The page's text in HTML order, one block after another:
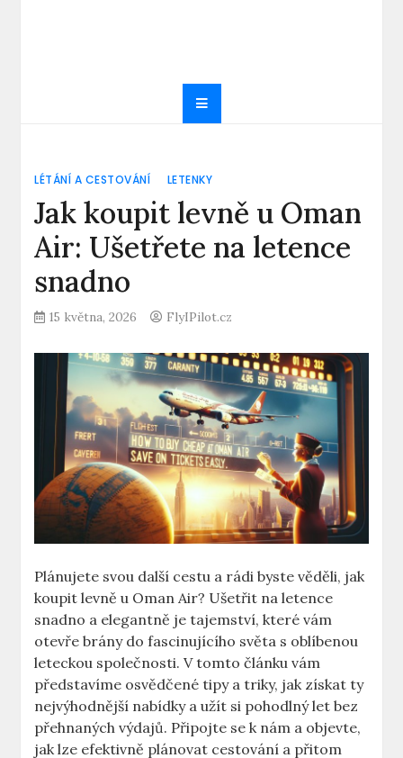
LÉTÁNÍ A CESTOVÁNÍ LETENKY
Jak koupit levně u Oman
Air: Ušetřete na letence
snadno
15 května, 2026 FlyIPilot.cz
Plánujete svou další cestu a rádi byste věděli, jak
koupit levně u Oman Air? Ušetřit na letence
snadno a elegantně je tajemství, které vám
otevře brány do fascinujícího světa s oblíbenou
leteckou společnosti. V tomto článku vám
představíme osvědčené tipy a triky, jak získat ty
nejvýhodnější nabídky a užít si pohodlný let bez
přehnaných výdajů. Připojte se k nám a objevte,
jak lze efektivně plánovat cestování a přitom